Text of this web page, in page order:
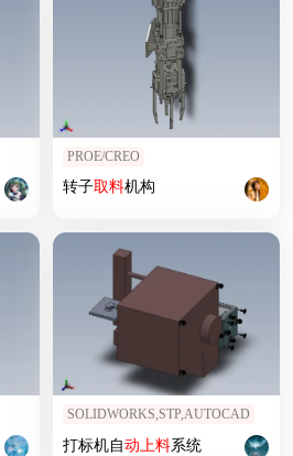
PROE/CREO
转子取料机构
SOLIDWORKS,STP,AUTOCAD
打标机自动上料系统